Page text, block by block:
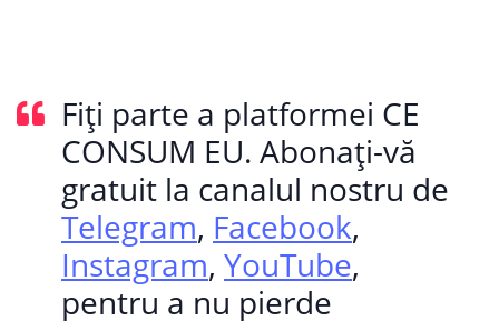
Fiți parte a platformei CE
CONSUM EU. Abonați-vă
gratuit la canalul nostru de
Telegram, Facebook,
Instagram, YouTube,
pentru a nu pierde